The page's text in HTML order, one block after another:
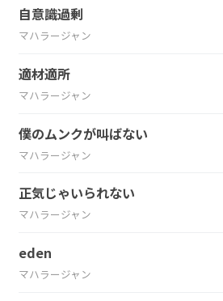
自意識過剰
マハラージャン
適材適所
マハラージャン
僕のムンクが叫ばない
マハラージャン
正気じゃいられない
マハラージャン
eden
マハラージャン